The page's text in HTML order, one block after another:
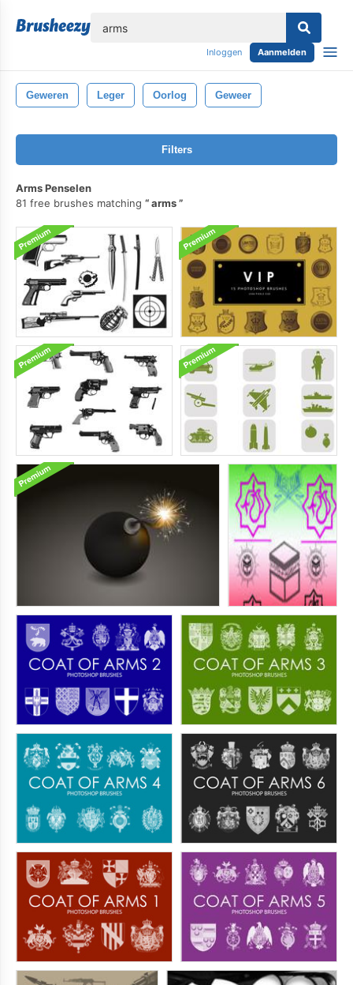
Inloggen Aanmelden
Geweren Leger Oorlog Geweer
Filters
Arms Penselen
81 free brushes matching
arms